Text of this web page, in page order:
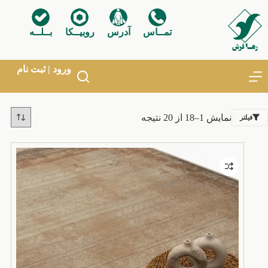
محتوا
تمــاس آدرس روبیــکا بــلــه
ورود | ثبت نام
فیلتر نمایش 1–18 از 20 نتیجه
جدیدترین